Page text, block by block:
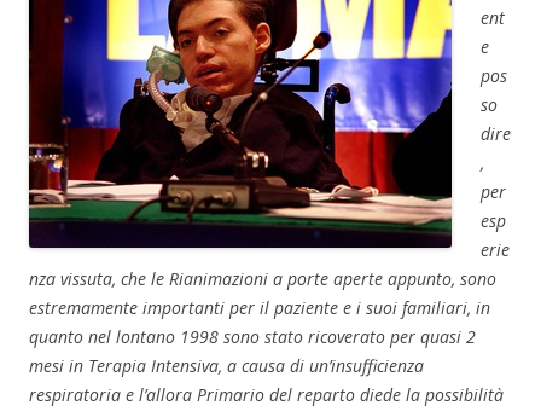
ent
e
pos
so
dire
,
per
esp
erie
nza vissuta, che le Rianimazioni a porte aperte appunto, sono
estremamente importanti per il paziente e i suoi familiari, in
quanto nel lontano 1998 sono stato ricoverato per quasi 2
mesi in Terapia Intensiva, a causa di un’insufficienza
respiratoria e l’allora Primario del reparto diede la possibilità